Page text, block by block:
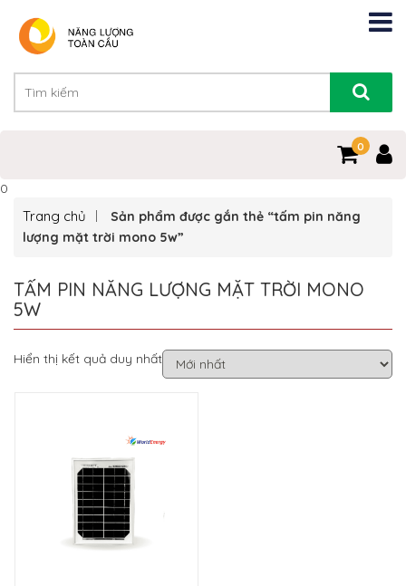
0
0
Trang chủ
Sản phẩm được gắn thẻ “tấm pin năng
lượng mặt trời mono 5w”
TẤM PIN NĂNG LƯỢNG MẶT TRỜI MONO
5W
Hiển thị kết quả duy nhất